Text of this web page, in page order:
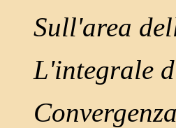
Sull'area
L'integrale